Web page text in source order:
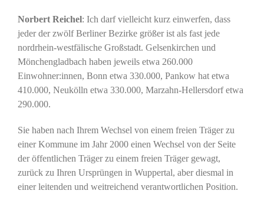
Norbert Reichel: Ich darf vielleicht kurz einwerfen, dass
jeder der zwölf Berliner Bezirke größer ist als fast jede
nordrhein-westfälische Großstadt. Gelsenkirchen und
Mönchengladbach haben jeweils etwa 260.000
Einwohner:innen, Bonn etwa 330.000, Pankow hat etwa
410.000, Neukölln etwa 330.000, Marzahn-Hellersdorf etwa
290.000.
Sie haben nach Ihrem Wechsel von einem freien Träger zu
einer Kommune im Jahr 2000 einen Wechsel von der Seite
der öffentlichen Träger zu einem freien Träger gewagt,
zurück zu Ihren Ursprüngen in Wuppertal, aber diesmal in
einer leitenden und weitreichend verantwortlichen Position.